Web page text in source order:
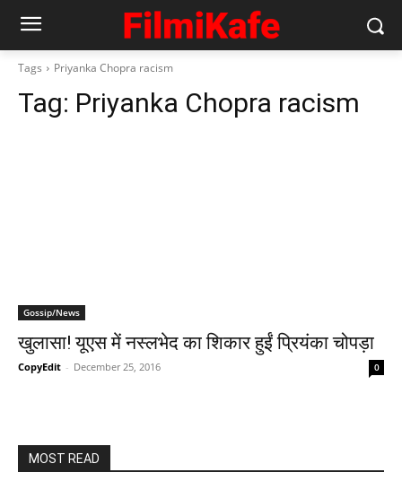
Tags Priyanka Chopra racism
Tag: Priyanka Chopra racism
Gossip/News
खुलासा! यूएस में नस्‍लभेद का शिकार हुईं प्रियंका चोपड़ा
CopyEdit - December 25, 2016 0
MOST READ